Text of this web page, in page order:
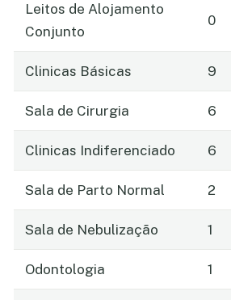
Leitos de Alojamento
Conjunto
0
Clinicas Básicas 9
Sala de Cirurgia 6
Clinicas Indiferenciado 6
Sala de Parto Normal 2
Sala de Nebulização 1
Odontologia 1